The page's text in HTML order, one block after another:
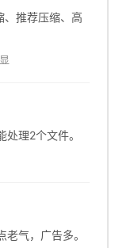
、推荐压缩、高
理2个文件。
气，广告多。